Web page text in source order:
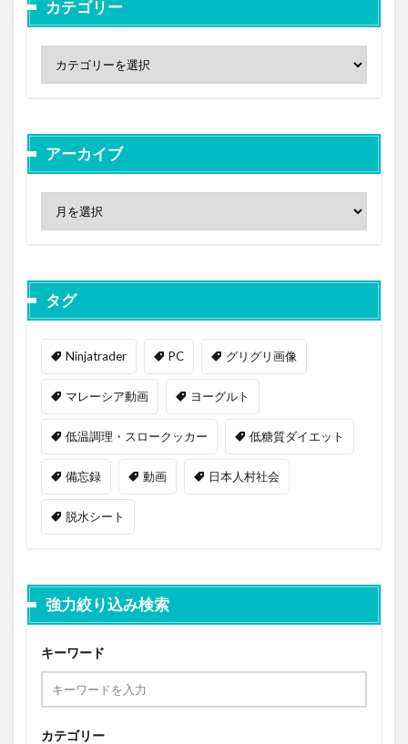
カテゴリー
アーカイブ
タグ
Ninjatrader PC グリグリ画像
マレーシア動画 ヨーグルト
低温調理・スロークッカー 低糖質ダイエット
備忘録 動画 日本人村社会
脱水シート
強力絞り込み検索
キーワード
カテゴリー